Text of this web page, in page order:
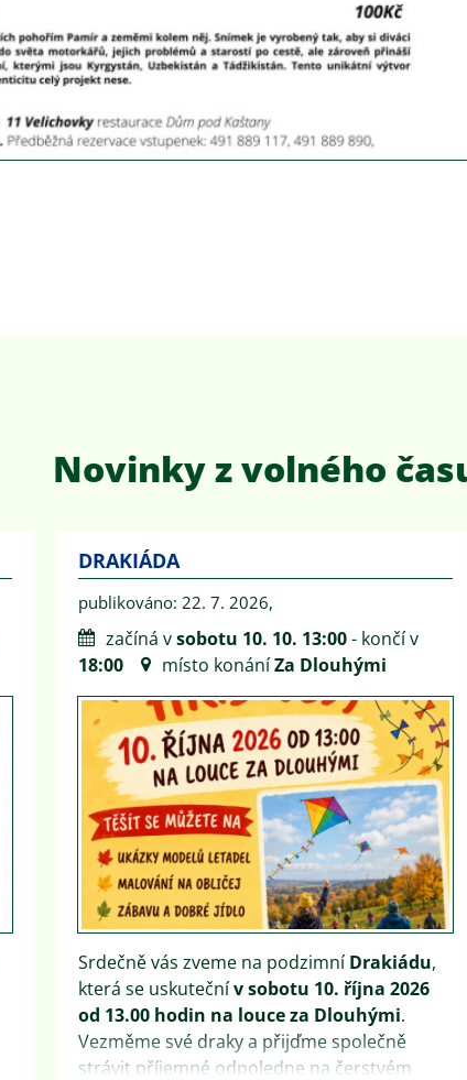
Novinky z volného
DRAKIÁDA
publikováno: 22. 7. 2026,
začíná vsobotu 10. 10. 13:00- končí v
18:00
místo konáníZa Dlouhými
Srdečně vás zveme na podzimníDrakiádu,
která se uskutečnív sobotu 10. října 2026
od 13.00 hodin na louce za Dlouhými.
Vezměme své draky a přijďme společně
strávit příjemné odpoledne na čerstvém